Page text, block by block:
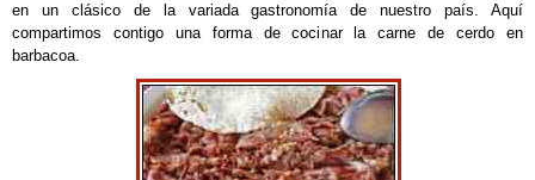
en un clásico de la variada gastronomía de nuestro país. Aquí
compartimos contigo una forma de cocinar la carne de cerdo en
barbacoa.